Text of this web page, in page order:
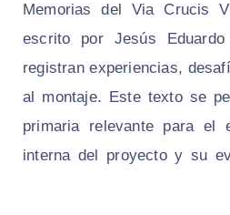
Memorias del Via Crucis
escrito por Jesús
registran experiencias,
al montaje. Este texto se
primaria relevante para el
interna del proyecto y su